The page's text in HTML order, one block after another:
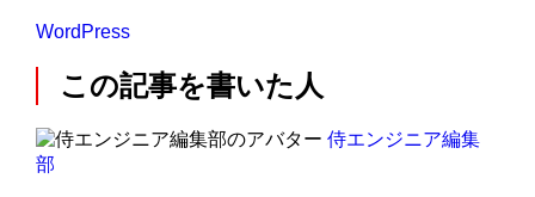
WordPress
この記事を書いた人
侍エンジニア編集
部